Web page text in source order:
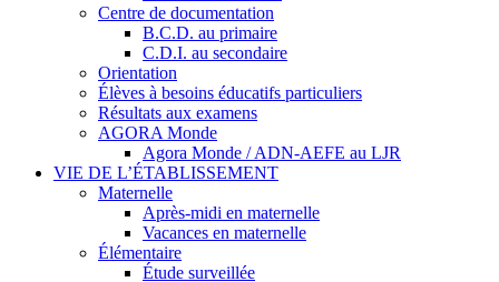
Centre de documentation
B.C.D. au primaire
C.D.I. au secondaire
Orientation
Élèves à besoins éducatifs particuliers
Résultats aux examens
AGORA Monde
Agora Monde / ADN-AEFE au LJR
VIE DE L’ÉTABLISSEMENT
Maternelle
Après-midi en maternelle
Vacances en maternelle
Élémentaire
Étude surveillée